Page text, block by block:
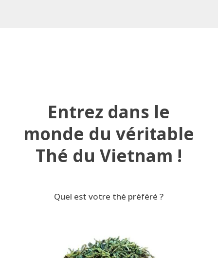
Entrez dans le
monde du véritable
Thé du Vietnam !
Quel est votre thé préféré ?